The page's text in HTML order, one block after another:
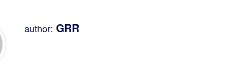
author: GRR